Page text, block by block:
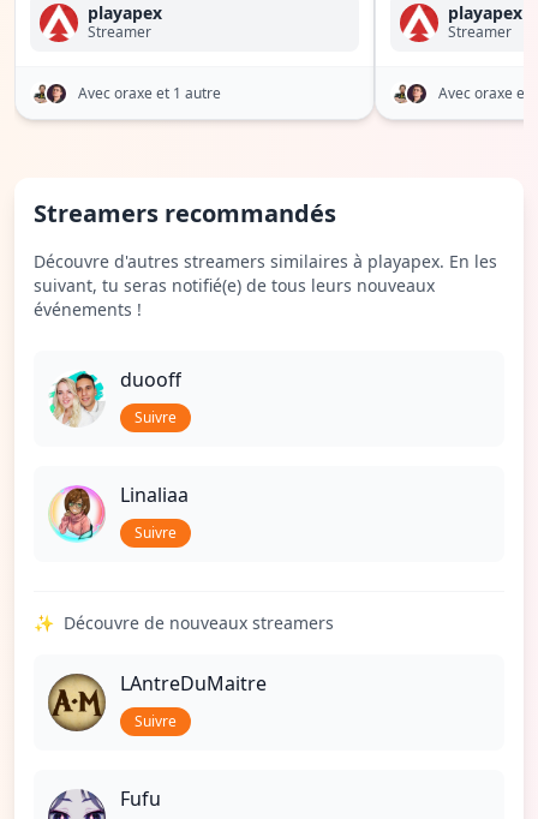
playapex
Streamer
Avec oraxeet 1 autre
playapex
Streamer
Avec oraxeet
Streamers recommandés
Découvre d'autres streamers similaires à playapex. En les
suivant, tu seras notifié(e) de tous leurs nouveaux
événements !
duooff
Suivre
Linaliaa
Suivre
✨ Découvre de nouveaux streamers
LAntreDuMaitre
Suivre
Fufu